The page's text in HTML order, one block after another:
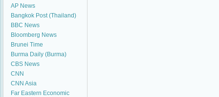
AP News
Bangkok Post (Thailand)
BBC News
Bloomberg News
Brunei Time
Burma Daily (Burma)
CBS News
CNN
CNN Asia
Far Eastern Economic